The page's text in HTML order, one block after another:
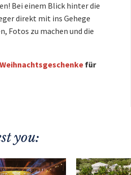
Bei einem Blick hinter die
direkt mit ins Gehege
Fotos zu machen und die
für
you: